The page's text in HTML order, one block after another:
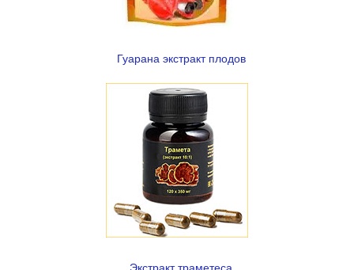
Гуарана экстракт плодов
Экстракт траметеса